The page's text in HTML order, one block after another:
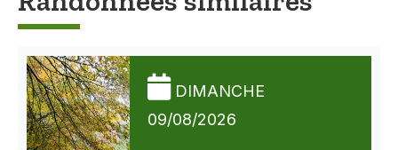
DIMANCHE
09/08/2026